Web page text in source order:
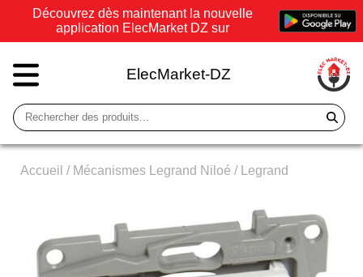
Découvrez dès maintenant la nouvelle
application ElecMarket DZ sur
ElecMarket-DZ
Accueil / Mécanismes Legrand Niloé / Legrand